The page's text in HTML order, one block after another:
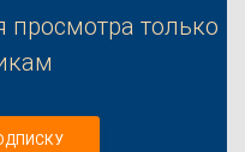
просмотра только